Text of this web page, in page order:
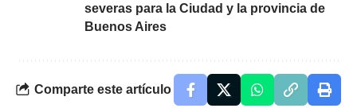
severas para la Ciudad y la provincia de
Buenos Aires
Comparte este artículo